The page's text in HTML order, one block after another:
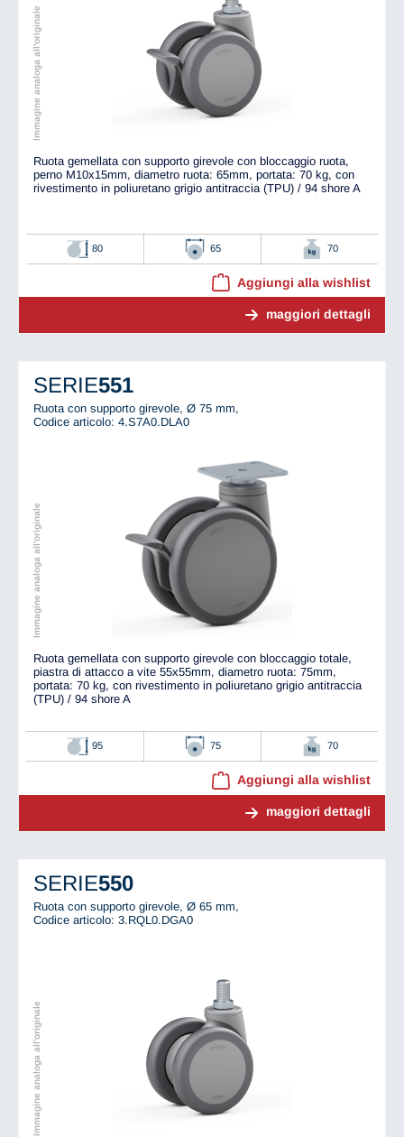
Immagine analoga all'originale
Ruota gemellata con supporto girevole con bloccaggio ruota,
perno M10x15mm, diametro ruota: 65mm, portata: 70 kg, con
rivestimento in poliuretano grigio antitraccia (TPU) / 94 shore A
80 65 70
Aggiungi alla wishlist
maggiori dettagli
SERIE551
Ruota con supporto girevole, Ø 75 mm,
Codice articolo: 4.S7A0.DLA0
Immagine analoga all'originale
Ruota gemellata con supporto girevole con bloccaggio totale,
piastra di attacco a vite 55x55mm, diametro ruota: 75mm,
portata: 70 kg, con rivestimento in poliuretano grigio antitraccia
(TPU) / 94 shore A
95 75 70
Aggiungi alla wishlist
maggiori dettagli
SERIE550
Ruota con supporto girevole, Ø 65 mm,
Codice articolo: 3.RQL0.DGA0
Immagine analoga all'originale